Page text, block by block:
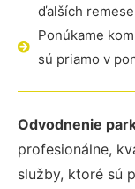
ďalších
Ponúkame
sú priamo v
Odvodnenie
profesionálne,
služby, ktoré sú